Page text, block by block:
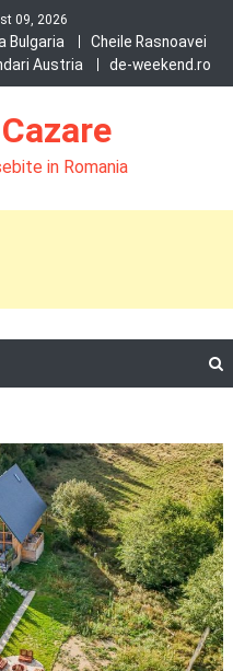
09, 2026
Bulgaria
Cheile Rasnoavei
Austria de-weekend.ro
in Romania